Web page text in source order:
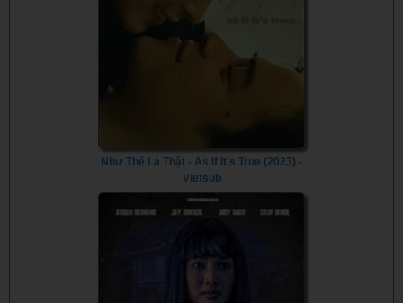
Như Thể Là Thật - As If It's True (2023) -
Vietsub